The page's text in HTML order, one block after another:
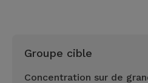
Groupe cible
Concentration sur de